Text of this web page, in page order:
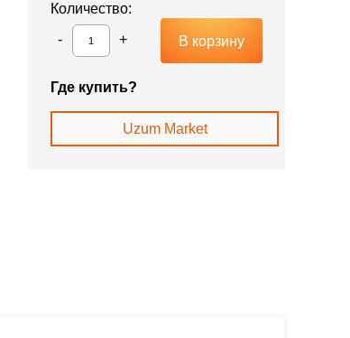
Количество:
В корзину
Где купить?
Uzum Market